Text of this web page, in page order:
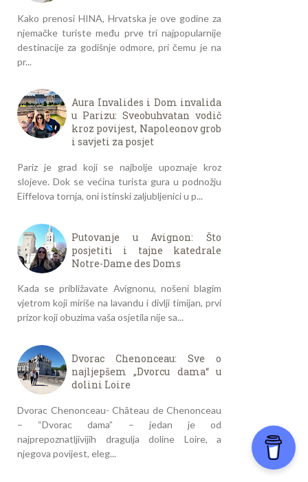
Kako prenosi HINA, Hrvatska je ove godine za
njemačke turiste među prve tri najpopularnije
destinacije za godišnje odmore, pri čemu je na
pr...
Aura Invalides i Dom invalida
u Parizu: Sveobuhvatan vodič
kroz povijest, Napoleonov grob
i savjeti za posjet
Pariz je grad koji se najbolje upoznaje kroz
slojeve. Dok se većina turista gura u podnožju
Eiffelova tornja, oni istinski zaljubljenici u p...
Putovanje u Avignon: Što
posjetiti i tajne katedrale
Notre-Dame des Doms
Kada se približavate Avignonu, nošeni blagim
vjetrom koji miriše na lavandu i divlji timijan, prvi
prizor koji obuzima vaša osjetila nije sa...
Dvorac Chenonceau: Sve o
najljepšem „Dvorcu dama“ u
dolini Loire
Dvorac Chenonceau- Château de Chenonceau
– “Dvorac dama” – jedan je od
najprepoznatljivijih dragulja doline Loire, a
njegova povijest, eleg...